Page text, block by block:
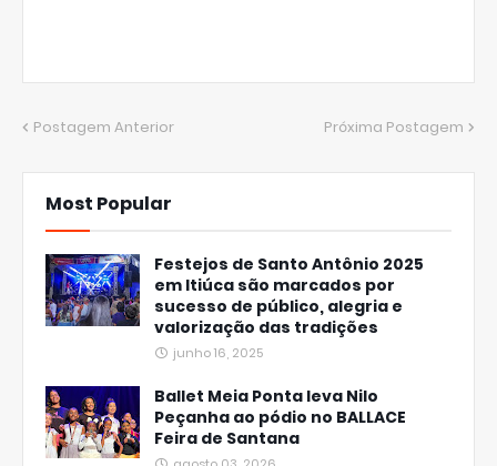
Postagem Anterior Próxima Postagem
Most Popular
Festejos de Santo Antônio 2025
em Itiúca são marcados por
sucesso de público, alegria e
valorização das tradições
junho 16, 2025
Ballet Meia Ponta leva Nilo
Peçanha ao pódio no BALLACE
Feira de Santana